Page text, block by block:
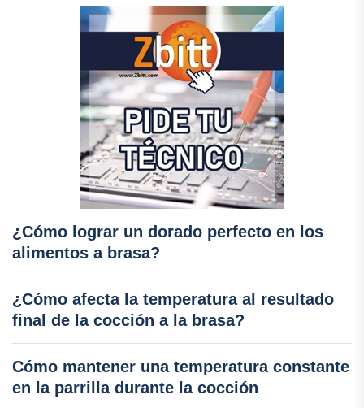
¿Cómo lograr un dorado perfecto en los
alimentos a brasa?
¿Cómo afecta la temperatura al resultado
final de la cocción a la brasa?
Cómo mantener una temperatura constante
en la parrilla durante la cocción